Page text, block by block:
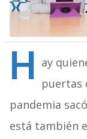
H ay
puertas
pandemia
está también